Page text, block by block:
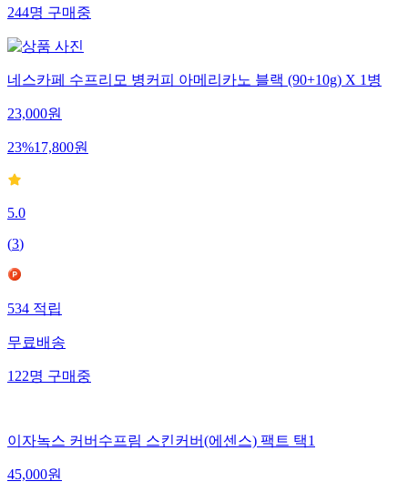
244명 구매중
네스카페 수프리모 병커피 아메리카노 블랙 (90+10g) X 1병
23,000원
23%17,800원
5.0
(3)
534 적립
무료배송
122명 구매중
이자녹스 커버수프림 스킨커버(에센스) 팩트 택1
45,000원